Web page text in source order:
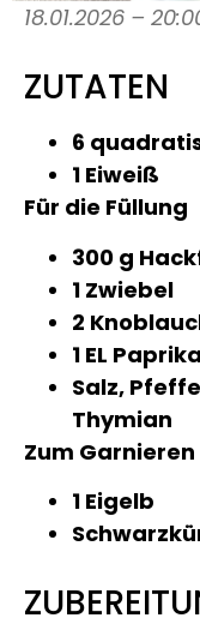
18.01.2026 –
ZUTATEN
6
1 Eiweiß
Für die Füllung
300 g
1 Zwiebel
2
1 EL
Salz,
Thymian
Zum Garnieren
1 Eigelb